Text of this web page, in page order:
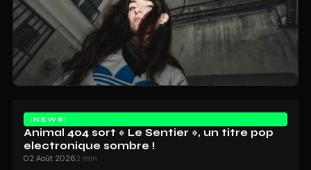
NEWS
Animal 404 sort « Le Sentier », un titre pop
electronique sombre !
02 Août 20262 min